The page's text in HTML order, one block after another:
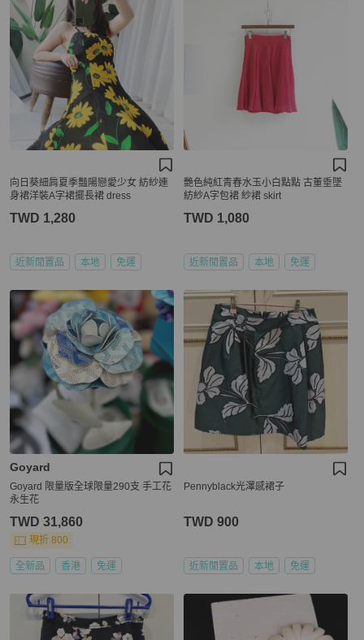
向日葵細肩夏季豔陽戀愛少女 紡紗連
身裙洋裝A字裙擺長裙 dress
TWD 1,280
近新閒置品 本地 免運
艷色純紅青春水玉小白點點 古董垂墜
紡紗A字包裙 紗裙 skirt
TWD 1,080
近新閒置品 本地 免運
Goyard
Goyard 限量版全球限量290支 手工花
永生花
TWD 31,860
現折 800
全新品 香港 免運
Pennyblack光澤感裙子
TWD 900
近新閒置品 本地 免運